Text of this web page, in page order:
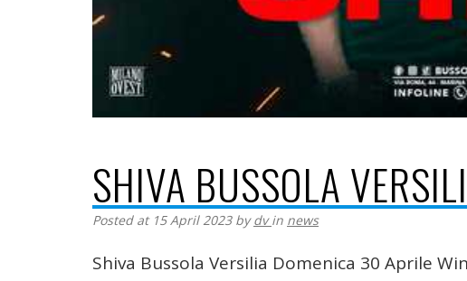
SHIVA BUSSOLA
Posted at 15 April 2023 bydvin news
Shiva Bussola Versilia Domenica 30 Aprile